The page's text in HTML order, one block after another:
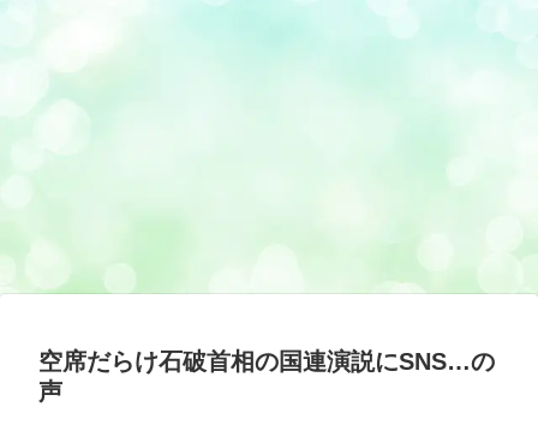
空席だらけ石破首相の国連演説にSNS…の
声